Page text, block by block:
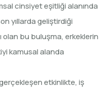
cinsiyet eşitliği alanında
yıllarda geliştirdiği
olan bu buluşma, erkeklerin
kamusal alanda
etkinlikte, iş